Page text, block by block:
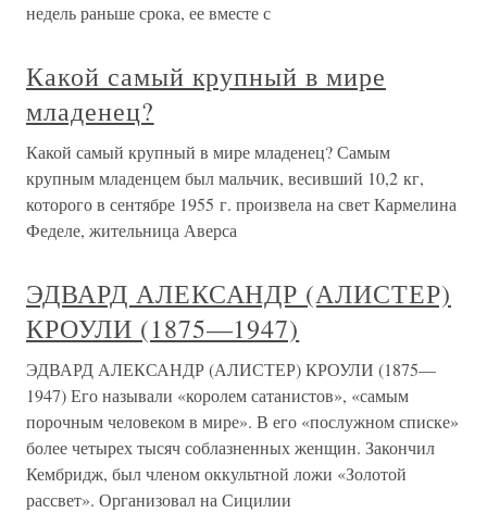
недель раньше срока, ее вместе с
Какой самый крупный в мире
младенец?
Какой самый крупный в мире младенец? Самым
крупным младенцем был мальчик, весивший 10,2 кг,
которого в сентябре 1955 г. произвела на свет Кармелина
Феделе, жительница Аверса
ЭДВАРД АЛЕКСАНДР (АЛИСТЕР)
КРОУЛИ (1875—1947)
ЭДВАРД АЛЕКСАНДР (АЛИСТЕР) КРОУЛИ (1875—
1947) Его называли «королем сатанистов», «самым
порочным человеком в мире». В его «послужном списке»
более четырех тысяч соблазненных женщин. Закончил
Кембридж, был членом оккультной ложи «Золотой
рассвет». Организовал на Сицилии